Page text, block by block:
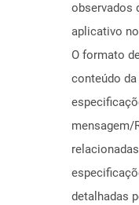
observados
aplicativo
O formato
conteúdo
mensagem/
detalhadas